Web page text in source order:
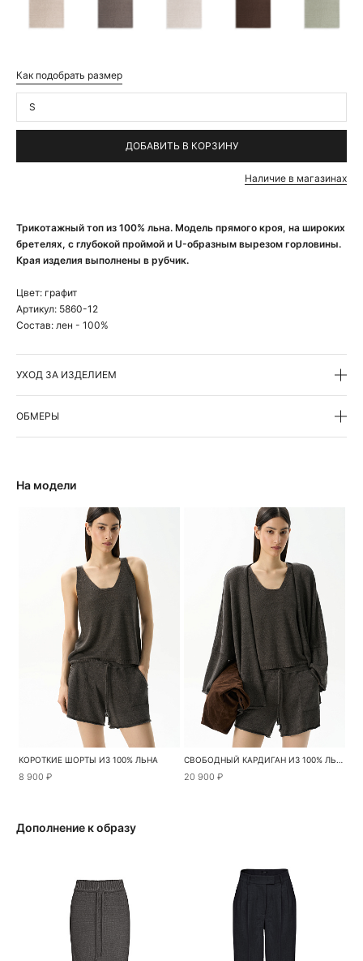
Трикотажный топ из 100% льна. Модель прямого кроя, на широких
бретелях, с глубокой проймой и U-образным вырезом горловины.
Края изделия выполнены в рубчик.
Цвет: графит
Артикул: 5860-12
Состав: лен - 100%
УХОД ЗА ИЗДЕЛИЕМ
ОБМЕРЫ
Как подобрать размер
S
ДОБАВИТЬ В КОРЗИНУ
Наличие в магазинах
На модели
КОРОТКИЕ ШОРТЫ ИЗ 100% ЛЬНА
8 900 ₽
СВОБОДНЫЙ КАРДИГАН ИЗ 100% ЛЬНА
20 900 ₽
Дополнение к образу